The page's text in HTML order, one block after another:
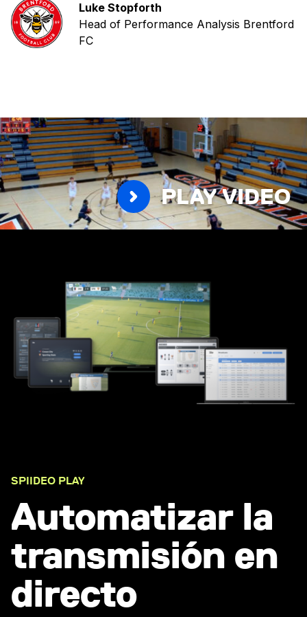
Luke Stopforth
Head of Performance Analysis Brentford
FC
PLAY VIDEO
SPIIDEO PLAY
Automatizar la
transmisión en
directo